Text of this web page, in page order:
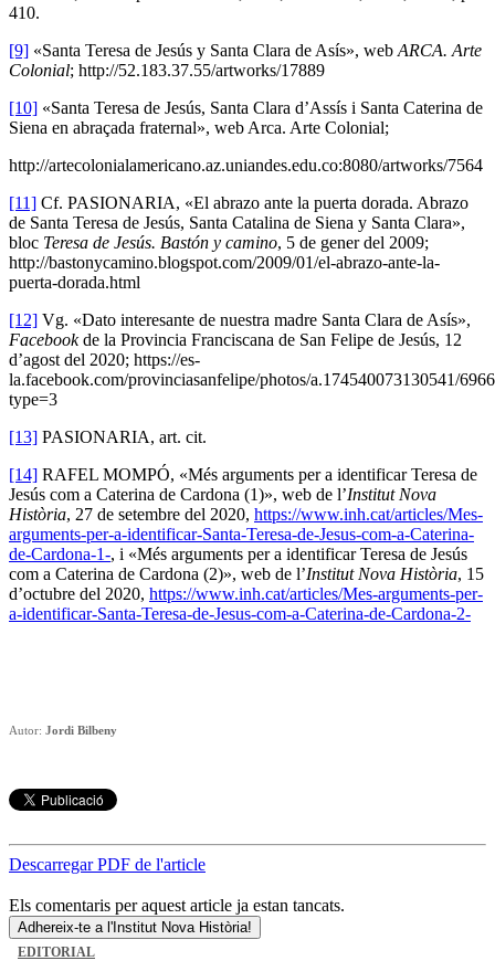
410.
[9] «Santa Teresa de Jesús y Santa Clara de Asís», web ARCA. Arte
Colonial; http://52.183.37.55/artworks/17889
[10] «Santa Teresa de Jesús, Santa Clara d’Assís i Santa Caterina de
Siena en abraçada fraternal», web Arca. Arte Colonial;
http://artecolonialamericano.az.uniandes.edu.co:8080/artworks/7564
[11] Cf. PASIONARIA, «El abrazo ante la puerta dorada. Abrazo
de Santa Teresa de Jesús, Santa Catalina de Siena y Santa Clara»,
bloc Teresa de Jesús. Bastón y camino, 5 de gener del 2009;
http://bastonycamino.blogspot.com/2009/01/el-abrazo-ante-la-
puerta-dorada.html
[12] Vg. «Dato interesante de nuestra madre Santa Clara de Asís»,
Facebookde la Provincia Franciscana de San Felipe de Jesús, 12
d’agost del 2020; https://es-
la.facebook.com/provinciasanfelipe/photos/a.174540073130541/
type=3
[13] PASIONARIA, art. cit.
[14] RAFEL MOMPÓ, «Més arguments per a identificar Teresa de
Jesús com a Caterina de Cardona (1)», web de l’Institut Nova
Història, 27 de setembre del 2020, https://www.inh.cat/articles/Mes-
arguments-per-a-identificar-Santa-Teresa-de-Jesus-com-a-Caterina-
de-Cardona-1-, i «Més arguments per a identificar Teresa de Jesús
com a Caterina de Cardona (2)», web de l’Institut Nova Història, 15
d’octubre del 2020, https://www.inh.cat/articles/Mes-arguments-per-
a-identificar-Santa-Teresa-de-Jesus-com-a-Caterina-de-Cardona-2-
Autor: Jordi Bilbeny
Descarregar PDF de l'article
Els comentaris per aquest article ja estan tancats.
Adhereix-te a l'Institut Nova Història!
EDITORIAL